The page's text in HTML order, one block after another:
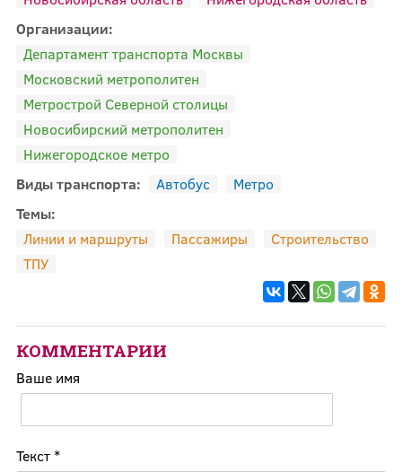
Организации:
Департамент транспорта Москвы
Московский метрополитен
Метрострой Северной столицы
Новосибирский метрополитен
Нижегородское метро
Виды транспорта:
Автобус
Метро
Темы:
Линии и маршруты
Пассажиры
Строительство
ТПУ
КОММЕНТАРИИ
Ваше имя
Текст *